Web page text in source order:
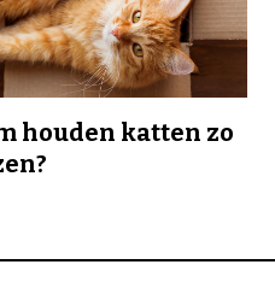
houden katten zo